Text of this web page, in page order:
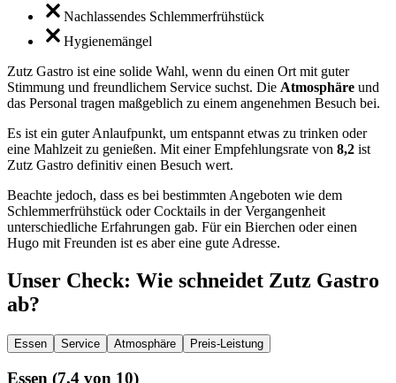
Nachlassendes Schlemmerfrühstück
Hygienemängel
Zutz Gastro ist eine solide Wahl, wenn du einen Ort mit guter
Stimmung und freundlichem Service suchst. Die Atmosphäre und
das Personal tragen maßgeblich zu einem angenehmen Besuch bei.
Es ist ein guter Anlaufpunkt, um entspannt etwas zu trinken oder
eine Mahlzeit zu genießen. Mit einer Empfehlungsrate von 8,2 ist
Zutz Gastro definitiv einen Besuch wert.
Beachte jedoch, dass es bei bestimmten Angeboten wie dem
Schlemmerfrühstück oder Cocktails in der Vergangenheit
unterschiedliche Erfahrungen gab. Für ein Bierchen oder einen
Hugo mit Freunden ist es aber eine gute Adresse.
Unser Check: Wie schneidet Zutz Gastro
ab?
Essen Service Atmosphäre Preis-Leistung
Essen (7,4 von 10)